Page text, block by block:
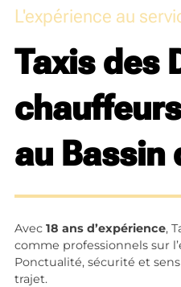
L'expérience au
Taxis des
au Bassin
Avec 18 ans d’expérience,
comme professionnels sur
Ponctualité, sécurité et
trajet.